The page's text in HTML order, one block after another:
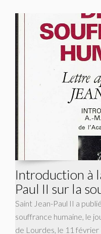
Introduction à
Paul II sur la
Saint Jean-Paul II a
souffrance humaine, le
de Lourdes, le 11